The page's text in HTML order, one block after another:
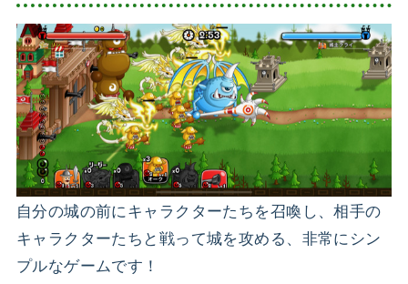
自分の城の前にキャラクターたちを召喚し、相手の
キャラクターたちと戦って城を攻める、非常にシン
プルなゲームです！